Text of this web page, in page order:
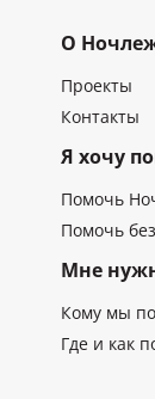
О
Проекты
Контакты
Я хочу
Помочь
Помочь
Мне
Кому мы
Где и как